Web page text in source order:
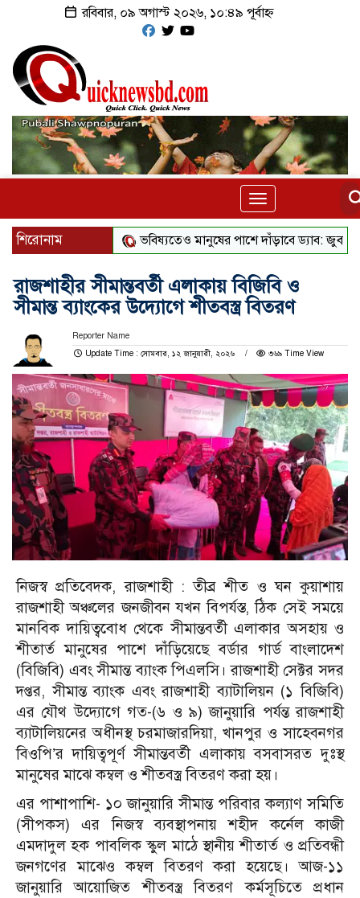
রবিবার, ০৯ অগাস্ট ২০২৬, ১০:৪৯ পূর্বাহ্ন
Toggle
navigation
শিরোনাম ভবিষ্যতেও মানুষের পাশে দাঁড়াবে ড্যাব: জুবাইদা রহমান
রাজশাহীর সীমান্তবর্তী এলাকায় বিজিবি ও
সীমান্ত ব্যাংকের উদ্যােগে শীতবস্ত্র বিতরণ
Reporter Name
Update Time : সোমবার, ১২ জানুয়ারী, ২০২৬
৩৬৯ Time View
নিজস্ব প্রতিবেদক, রাজশাহী :তীব্র শীত ও ঘন কুয়াশায়
রাজশাহী অঞ্চলের জনজীবন যখন বিপর্যস্ত, ঠিক সেই সময়ে
মানবিক দায়িত্ববোধ থেকে সীমান্তবর্তী এলাকার অসহায় ও
শীতার্ত মানুষের পাশে দাঁড়িয়েছে বর্ডার গার্ড বাংলাদেশ
(বিজিবি) এবং সীমান্ত ব্যাংক পিএলসি। রাজশাহী সেক্টর সদর
দপ্তর, সীমান্ত ব্যাংক এবং রাজশাহী ব্যাটালিয়ন (১ বিজিবি)
এর যৌথ উদ্যোগে গত-(৬ ও ৯) জানুয়ারি পর্যন্ত রাজশাহী
ব্যাটালিয়নের অধীনস্থ চরমাজারদিয়া, খানপুর ও সাহেবনগর
বিওপি’র দায়িত্বপূর্ণ সীমান্তবর্তী এলাকায় বসবাসরত দুঃস্থ
মানুষের মাঝে কম্বল ও শীতবস্ত্র বিতরণ করা হয়।
এর পাশাপাশি- ১০ জানুয়ারি সীমান্ত পরিবার কল্যাণ সমিতি
(সীপকস) এর নিজস্ব ব্যবস্থাপনায় শহীদ কর্নেল কাজী
এমদাদুল হক পাবলিক স্কুল মাঠে স্থানীয় শীতার্ত ও প্রতিবন্ধী
জনগণের মাঝেও কম্বল বিতরণ করা হয়েছে।আজ-১১
জানুয়ারি আয়োজিত শীতবস্ত্র বিতরণ কর্মসূচিতে প্রধান